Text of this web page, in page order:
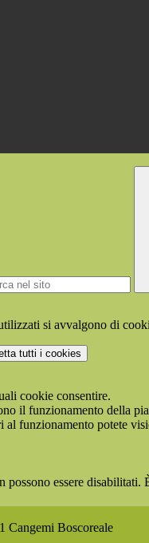
si avvalgono di
tutti i cookies
cookie consentire.
il funzionamento della
al funzionamento potete
essere
Cangemi Boscoreale